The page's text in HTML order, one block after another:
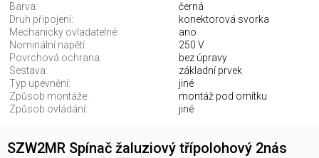
Barva:
černá
Druh připojení:
konektorová svorka
Mechanicky ovladatelné:
ano
Nominální napětí:
250 V
Povrchová ochrana:
bez úpravy
Sestava:
základní prvek
Typ upevnění:
jiné
Způsob montáže:
montáž pod omítku
Způsob ovládání:
jiné
SZW2MR Spínač žaluziový třípolohový 2nás